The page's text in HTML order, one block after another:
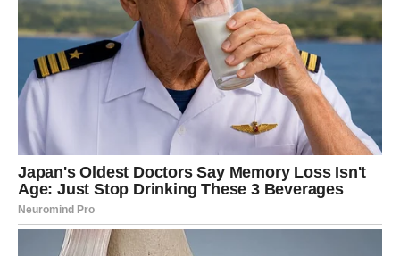
fosfor, kalcij, kalij, željezo, natrij, cink i magnezij. Obuhvaća
gotovo sve potrebne elemente za optimalan rast biljaka.
To će olakšati njegovo ponovno cvjetanje, osiguravajući da
proces cvjetanja i dalje traje.
Nadalje, posjeduje fungicidna svojstva, čime štiti vaše biljke od
niza bolesti i štetnika. Osim toga, cimet je bogat esencijalnim
nutrijentima korisnim za biljke, pa ga je preporučljivo
primjenjivati ​​barem jednom tjedno.